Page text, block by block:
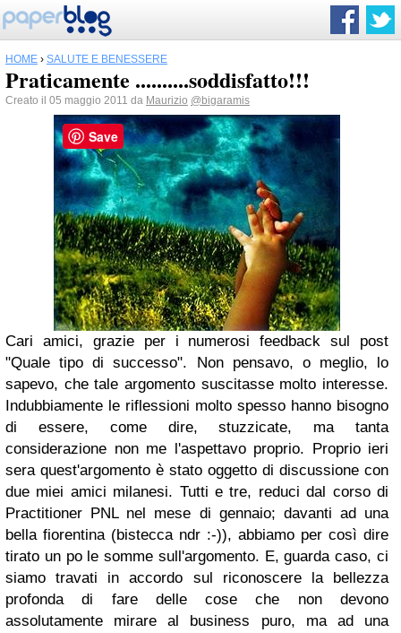
HOME › SALUTE E BENESSERE
Praticamente ..........soddisfatto!!!
Creato il 05 maggio 2011 da Maurizio @bigaramis
Cari amici, grazie per i numerosi feedback sul post
"Quale tipo di successo". Non pensavo, o meglio, lo
sapevo, che tale argomento suscitasse molto interesse.
Indubbiamente le riflessioni molto spesso hanno bisogno
di essere, come dire, stuzzicate, ma tanta
considerazione non me l'aspettavo proprio. Proprio ieri
sera quest'argomento è stato oggetto di discussione con
due miei amici milanesi. Tutti e tre, reduci dal corso di
Practitioner PNL nel mese di gennaio; davanti ad una
bella fiorentina (bistecca ndr :-)), abbiamo per così dire
tirato un po le somme sull'argomento. E, guarda caso, ci
siamo travati in accordo sul riconoscere la bellezza
profonda di fare delle cose che non devono
assolutamente mirare al business puro, ma ad una
Save